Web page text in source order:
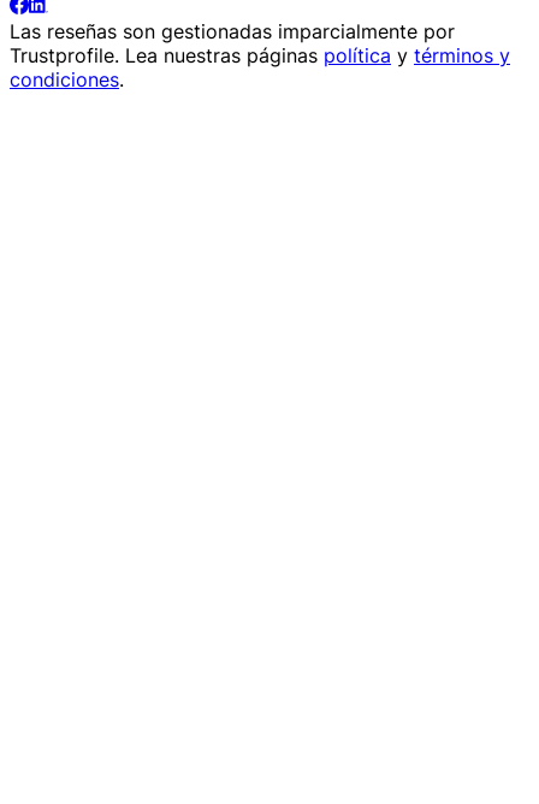
Las reseñas son gestionadas imparcialmente por
Trustprofile. Lea nuestras páginas política y términos y
condiciones.